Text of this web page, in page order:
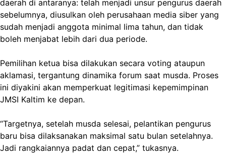
daerah di antaranya: telah menjadi unsur pengurus daerah
sebelumnya, diusulkan oleh perusahaan media siber yang
sudah menjadi anggota minimal lima tahun, dan tidak
boleh menjabat lebih dari dua periode.
Pemilihan ketua bisa dilakukan secara voting ataupun
aklamasi, tergantung dinamika forum saat musda. Proses
ini diyakini akan memperkuat legitimasi kepemimpinan
JMSI Kaltim ke depan.
“Targetnya, setelah musda selesai, pelantikan pengurus
baru bisa dilaksanakan maksimal satu bulan setelahnya.
Jadi rangkaiannya padat dan cepat,” tukasnya.